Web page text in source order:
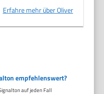
Erfahre mehr über Oliver
empfehlenswert?
auf jeden Fall